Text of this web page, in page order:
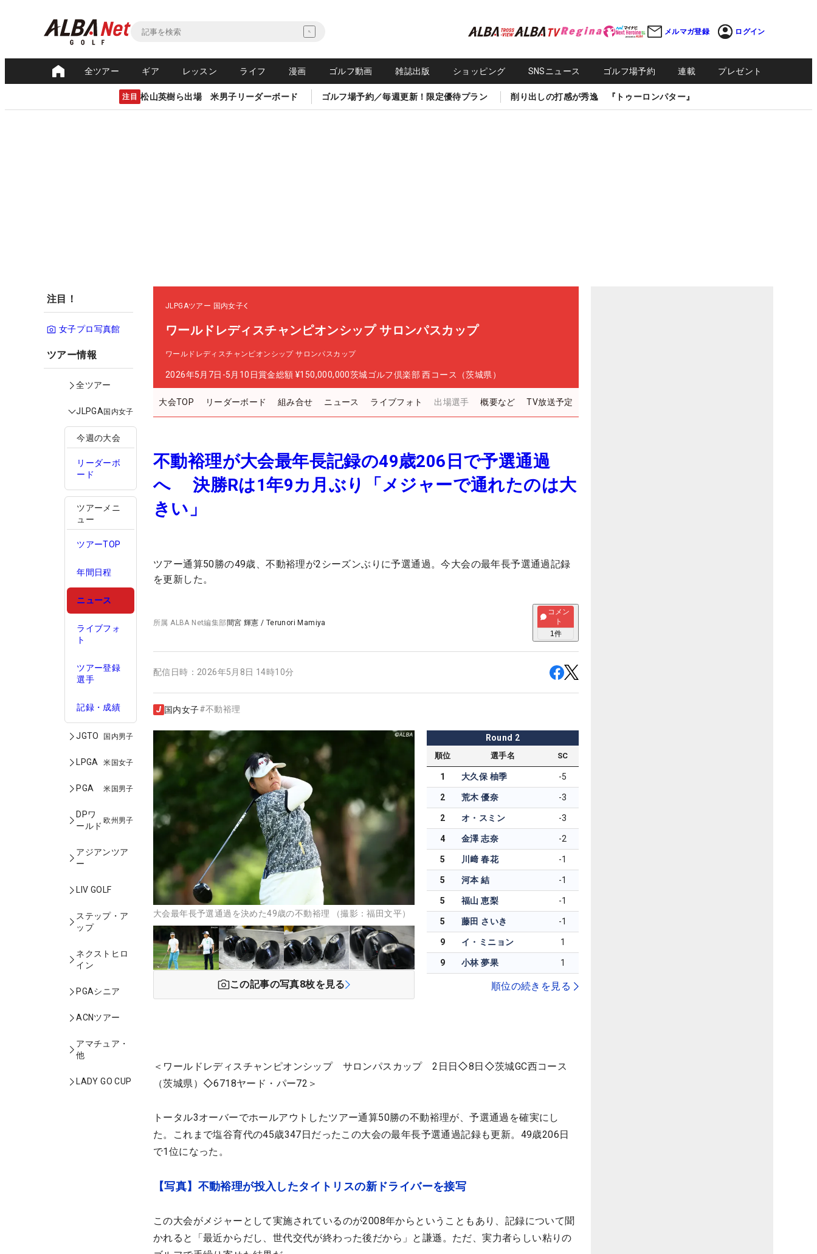
メルマガ登録 ログイン
全ツアー ギア レッスン ライフ 漫画 ゴルフ動画 雑誌出版 ショッピング SNSニュース ゴルフ場予約 連載 プレゼント
注目 松山英樹ら出場 米男子リーダーボード ゴルフ場予約／毎週更新！限定優待プラン 削り出しの打感が秀逸 『トゥーロンパター』
注目！
女子プロ写真館
ツアー情報
全ツアー
JLPGA国内女子
今週の大会
リーダーボ
ード
ツアーメニ
ュー
ツアーTOP
年間日程
ニュース
ライブフォ
ト
ツアー登録
選手
記録・成績
JGTO 国内男子
LPGA 米国女子
PGA 米国男子
DPワ
ールド
欧州男子
アジアンツア
ー
LIV GOLF
ステップ・ア
ップ
ネクストヒロ
イン
PGAシニア
ACNツアー
アマチュア・
他
LADY GO CUP
JLPGAツアー 国内女子
ワールドレディスチャンピオンシップ サロンパスカップ
ワールドレディスチャンピオンシップ サロンパスカップ
2026年5月7日-5月10日賞金総額 ¥150,000,000茨城ゴルフ倶楽部 西コース（茨城県）
大会TOP リーダーボード 組み合せ ニュース ライブフォト 出場選手 概要など TV放送予定
不動裕理が大会最年長記録の49歳206日で予選通過
へ 決勝Rは1年9カ月ぶり「メジャーで通れたのは大
きい」
ツアー通算50勝の49歳、不動裕理が2シーズンぶりに予選通過。今大会の最年長予選通過記録
を更新した。
所属ALBA Net編集部間宮 輝憲 / Terunori Mamiya
コメン
ト
1件
配信日時： 2026年5月8日 14時10分
国内女子#不動裕理
大会最年長予選通過を決めた49歳の不動裕理 （撮影：福田文平）
この記事の写真8枚を見る
Round 2
順位 選手名 SC
1 大久保 柚季 -5
2 荒木 優奈 -3
2 オ・スミン -3
4 金澤 志奈 -2
5 川﨑 春花 -1
5 河本 結 -1
5 福山 恵梨 -1
5 藤田 さいき -1
9 イ・ミニョン 1
9 小林 夢果 1
順位の続きを見る
＜ワールドレディスチャンピオンシップ サロンパスカップ 2日日◇8日◇茨城GC西コース
（茨城県）◇6718ヤード・パー72＞
トータル3オーバーでホールアウトしたツアー通算50勝の不動裕理が、予選通過を確実にし
た。これまで塩谷育代の45歳347日だったこの大会の最年長予選通過記録も更新。49歳206日
で1位になった。
【写真】不動裕理が投入したタイトリスの新ドライバーを接写
この大会がメジャーとして実施されているのが2008年からということもあり、記録について聞
かれると「最近からだし、世代交代が終わった後だから」と謙遜。ただ、実力者らしい粘りの